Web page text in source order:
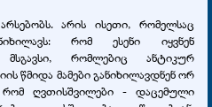
არის ისეთი, რომელსაც
რომ ესენი იყვნენ
მსგავსი, რომლებიც ანტიკურ
წმიდა მამები განიხილავდნენ ორ
რომ ღვთისშვილები - დაცემული